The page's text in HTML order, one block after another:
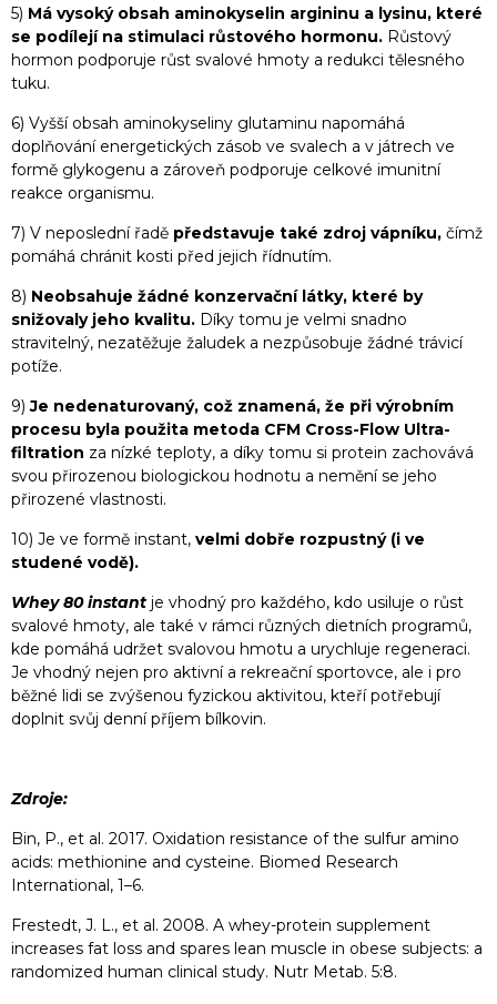
5) Má vysoký obsah aminokyselin argininu a lysinu, které
se podílejí na stimulaci růstového hormonu. Růstový
hormon podporuje růst svalové hmoty a redukci tělesného
tuku.
6) Vyšší obsah aminokyseliny glutaminu napomáhá
doplňování energetických zásob ve svalech a v játrech ve
formě glykogenu a zároveň podporuje celkové imunitní
reakce organismu.
7) V neposlední řadě představuje také zdroj vápníku, čímž
pomáhá chránit kosti před jejich řídnutím.
8) Neobsahuje žádné konzervační látky, které by
snižovaly jeho kvalitu. Díky tomu je velmi snadno
stravitelný, nezatěžuje žaludek a nezpůsobuje žádné trávicí
potíže.
9)Je nedenaturovaný, což znamená, že při výrobním
procesu byla použita metoda CFM Cross-Flow Ultra-
filtration za nízké teploty, a díky tomu si protein zachovává
svou přirozenou biologickou hodnotu a nemění se jeho
přirozené vlastnosti.
10) Je ve formě instant, velmi dobře rozpustný (i ve
studené vodě).
Whey 80 instant je vhodný pro každého, kdo usiluje o růst
svalové hmoty, ale také v rámci různých dietních programů,
kde pomáhá udržet svalovou hmotu a urychluje regeneraci.
Je vhodný nejen pro aktivní a rekreační sportovce, ale i pro
běžné lidi se zvýšenou fyzickou aktivitou, kteří potřebují
doplnit svůj denní příjem bílkovin.
Zdroje:
Bin, P., et al. 2017. Oxidation resistance of the sulfur amino
acids: methionine and cysteine. Biomed Research
International, 1–6.
Frestedt, J. L., et al. 2008. A whey-protein supplement
increases fat loss and spares lean muscle in obese subjects: a
randomized human clinical study. Nutr Metab. 5:8.